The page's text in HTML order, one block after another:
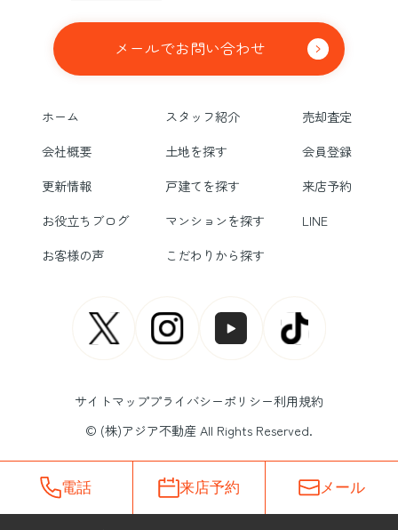
メールでお問い合わせ
ホーム スタッフ紹介
売却査定
会社概要
土地を探す
会員登録
更新情報
戸建てを探す
来店予約
お役立ちブログ
マンションを探す
LINE
お客様の声
こだわりから探す
サイトマッププライバシーポリシー利用規約
© (株)アジア不動産 All Rights Reserved.
電話 来店予約 メール